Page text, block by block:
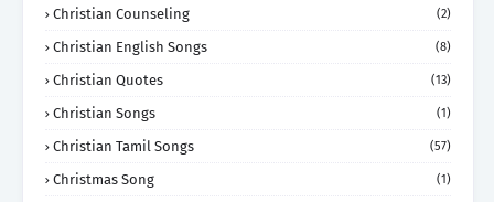
Christian Counseling (2)
Christian English Songs (8)
Christian Quotes (13)
Christian Songs (1)
Christian Tamil Songs (57)
Christmas Song (1)